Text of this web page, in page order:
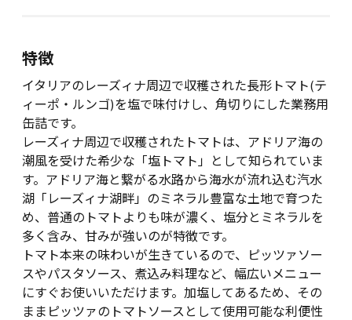
特徴
イタリアのレーズィナ周辺で収穫された長形トマト(テ
ィーポ・ルンゴ)を塩で味付けし、角切りにした業務用
缶詰です。
レーズィナ周辺で収穫されたトマトは、アドリア海の
潮風を受けた希少な「塩トマト」として知られていま
す。アドリア海と繋がる水路から海水が流れ込む汽水
湖「レーズィナ湖畔」のミネラル豊富な土地で育つた
め、普通のトマトよりも味が濃く、塩分とミネラルを
多く含み、甘みが強いのが特徴です。
トマト本来の味わいが生きているので、ピッツァソー
スやパスタソース、煮込み料理など、幅広いメニュー
にすぐお使いいただけます。加塩してあるため、その
ままピッツァのトマトソースとして使用可能な利便性